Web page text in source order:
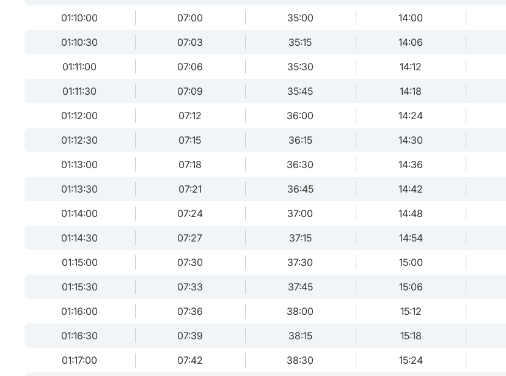
01:10:00
07:00 35:00 14:00
01:10:30
07:03 35:15 14:06
01:11:00
07:06 35:30 14:12
01:11:30
07:09 35:45 14:18
01:12:00
07:12 36:00 14:24
01:12:30
07:15 36:15 14:30
01:13:00
07:18 36:30 14:36
01:13:30
07:21 36:45 14:42
01:14:00
07:24 37:00 14:48
01:14:30
07:27 37:15 14:54
01:15:00
07:30 37:30 15:00
01:15:30
07:33 37:45 15:06
01:16:00
07:36 38:00 15:12
01:16:30
07:39 38:15 15:18
01:17:00
07:42 38:30 15:24